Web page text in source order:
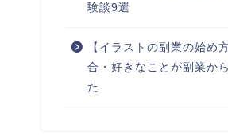
験談9選
【イラストの副業の始め
合・好きなことが副業か
た